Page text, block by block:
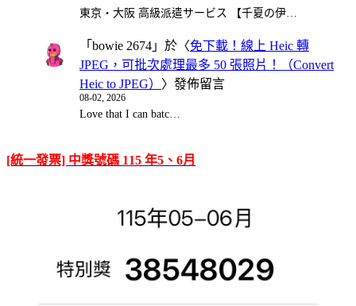
東京・大阪 高級派遣サービス 【千夏の伊…
「 bowie 2674 」於〈免下載！線上 Heic 轉
JPEG，可批次處理最多 50 張照片！（Convert
Heic to JPEG） 〉發佈留言
08-02, 2026
Love that I can batc…
[統一發票] 中獎號碼 115 年5、6月